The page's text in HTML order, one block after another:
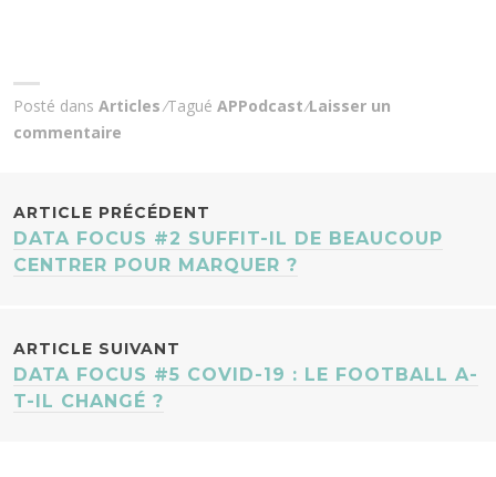
Posté dans Articles Tagué APPodcast Laisser un
commentaire
NAVIGATION
DES
ARTICLES
ARTICLE PRÉCÉDENT
DATA FOCUS #2 SUFFIT-IL DE BEAUCOUP
CENTRER POUR MARQUER ?
ARTICLE SUIVANT
DATA FOCUS #5 COVID-19 : LE FOOTBALL A-
T-IL CHANGÉ ?